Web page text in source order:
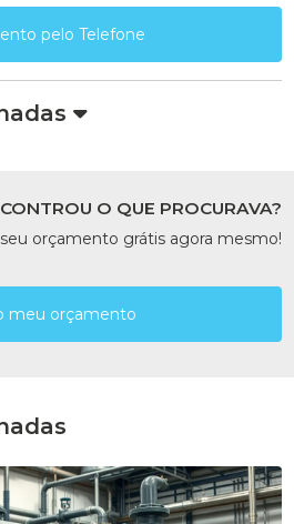
pelo Telefone
O QUE PROCURAVA?
seu orçamento grátis agora mesmo!
meu orçamento